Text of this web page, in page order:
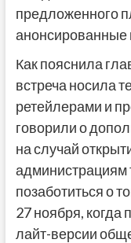
предложенного
анонсированные
Как пояснила
встреча носила
ретейлерами и
говорили о
на случай
администрациям
позаботиться о
27 ноября, когда
лайт-версии